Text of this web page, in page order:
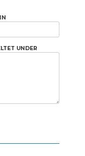
UNDER